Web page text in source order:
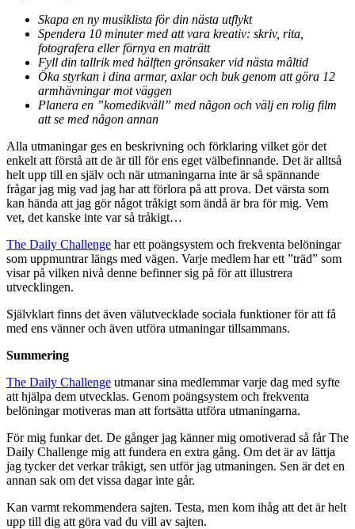
Skapa en ny musiklista för din nästa utflykt
Spendera 10 minuter med att vara kreativ: skriv, rita,
fotografera eller förnya en maträtt
Fyll din tallrik med hälften grönsaker vid nästa måltid
Öka styrkan i dina armar, axlar och buk genom att göra 12
armhävningar mot väggen
Planera en ”komedikväll” med någon och välj en rolig film
att se med någon annan
Alla utmaningar ges en beskrivning och förklaring vilket gör det
enkelt att förstå att de är till för ens eget välbefinnande. Det är alltså
helt upp till en själv och när utmaningarna inte är så spännande
frågar jag mig vad jag har att förlora på att prova. Det värsta som
kan hända att jag gör något tråkigt som ändå är bra för mig. Vem
vet, det kanske inte var så tråkigt…
The Daily Challenge har ett poängsystem och frekventa belöningar
som uppmuntrar längs med vägen. Varje medlem har ett ”träd” som
visar på vilken nivå denne befinner sig på för att illustrera
utvecklingen.
Självklart finns det även välutvecklade sociala funktioner för att få
med ens vänner och även utföra utmaningar tillsammans.
Summering
The Daily Challenge utmanar sina medlemmar varje dag med syfte
att hjälpa dem utvecklas. Genom poängsystem och frekventa
belöningar motiveras man att fortsätta utföra utmaningarna.
För mig funkar det. De gånger jag känner mig omotiverad så får The
Daily Challenge mig att fundera en extra gång. Om det är av lättja
jag tycker det verkar tråkigt, sen utför jag utmaningen. Sen är det en
annan sak om det vissa dagar inte går.
Kan varmt rekommendera sajten. Testa, men kom ihåg att det är helt
upp till dig att göra vad du vill av sajten.